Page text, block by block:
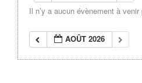
Il n’y a aucun évènement à
AOÛT 2026